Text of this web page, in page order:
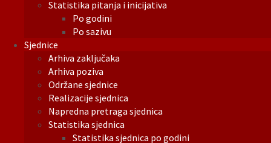
Statistika pitanja i inicijativa
Po godini
Po sazivu
Sjednice
Arhiva zaključaka
Arhiva poziva
Održane sjednice
Realizacije sjednica
Napredna pretraga sjednica
Statistika sjednica
Statistika sjednica po godini